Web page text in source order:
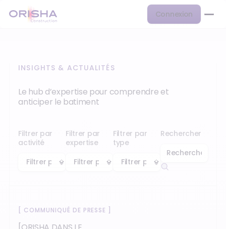
Connexion
INSIGHTS & ACTUALITÉS
Le hub d’expertise pour comprendre et
anticiper le batiment
Filtrer par
activité
Filtrer par
expertise
Filtrer par
type
Rechercher
COMMUNIQUÉ DE PRESSE